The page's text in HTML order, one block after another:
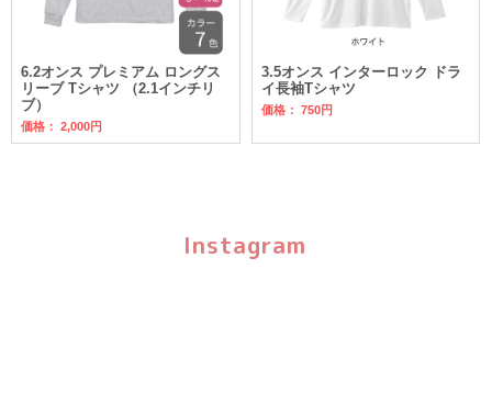
6.2オンス プレミアム ロングス
リーブ Tシャツ （2.1インチリ
ブ）
価格： 2,000円
3.5オンス インターロック ドラ
イ長袖Tシャツ
価格： 750円
Instagram